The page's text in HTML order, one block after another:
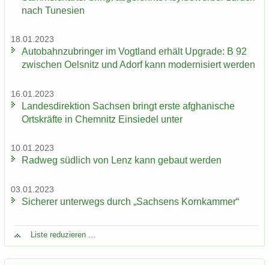
nach Tu­ne­si­en
18.01.2023
Au­to­bahn­zu­brin­ger im Vogt­land er­hält Up­grade: B 92
zwi­schen Oels­nitz und Adorf kann mo­der­ni­siert wer­den
16.01.2023
Lan­des­di­rek­ti­on Sach­sen bringt erste af­gha­ni­sche
Orts­kräf­te in Chem­nitz Ein­sie­del unter
10.01.2023
Rad­weg süd­lich von Lenz kann ge­baut wer­den
03.01.2023
Si­che­rer un­ter­wegs durch „Sach­sens Korn­kam­mer“
Liste re­du­zie­ren ...